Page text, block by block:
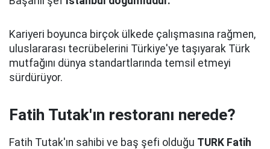
Kariyeri boyunca birçok ülkede çalışmasına rağmen,
uluslararası tecrübelerini Türkiye'ye taşıyarak Türk
mutfağını dünya standartlarında temsil etmeyi
sürdürüyor.
Fatih Tutak'ın restoranı nerede?
Fatih Tutak'ın sahibi ve baş şefi olduğu TURK Fatih